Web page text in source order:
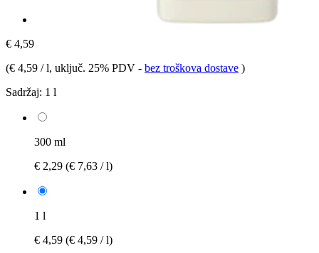
€ 4,59
(€ 4,59 / l, uključ. 25% PDV - bez troškova dostave )
Sadržaj: 1 l
300 ml
€ 2,29 (€ 7,63 / l)
1 l
€ 4,59 (€ 4,59 / l)